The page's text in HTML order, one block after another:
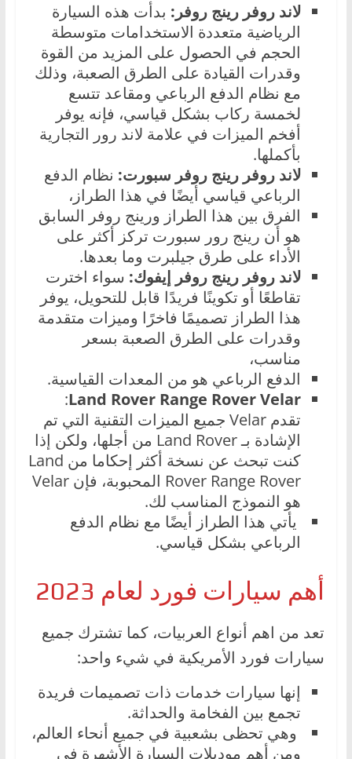
لاند روفر رينج روفر: بدأت هذه السيارة
الرياضية متعددة الاستخدامات متوسطة
الحجم في الحصول على المزيد من القوة
وقدرات القيادة على الطرق الصعبة، وذلك
مع نظام الدفع الرباعي ومقاعد تتسع
لخمسة ركاب بشكل قياسي، فإنه يوفر
أفخم الميزات في علامة لاند رور التجارية
بأكملها.
لاند روفر رينج روفر سبورت: نظام الدفع
الرباعي قياسي أيضًا في هذا الطراز،
الفرق بين هذا الطراز ورينج روفر السابق
هو أن رينج رور سبورت تركز أكثر على
الأداء على طرق جيلبرت وما بعدها.
لاند روفر رينج روفر إيفوك: سواء اخترت
تقاطعًا أو تكوينًا فريدًا قابل للتحويل، يوفر
هذا الطراز تصميمًا فاخرًا وميزات متقدمة
وقدرات على الطرق الصعبة بسعر
مناسب،
الدفع الرباعي هو من المعدات القياسية.
Land Rover Range Rover Velar
:
تقدم Velar جميع الميزات التقنية التي تم
الإشادة بـ Land Rover من أجلها، ولكن إذا
كنت تبحث عن نسخة أكثر إحكاما من Land
Rover Range Rover المحبوبة، فإن Velar
هو النموذج المناسب لك.
يأتي هذا الطراز أيضًا مع نظام الدفع
الرباعي بشكل قياسي.
أهم سيارات فورد لعام 2023
تعد من اهم أنواع العربيات، كما تشترك جميع
سيارات فورد الأمريكية في شيء واحد:
إنها سيارات خدمات ذات تصميمات فريدة
تجمع بين الفخامة والحداثة.
وهي تحظى بشعبية في جميع أنحاء العالم،
ومن أهم موديلات السيارة الأشهرة في